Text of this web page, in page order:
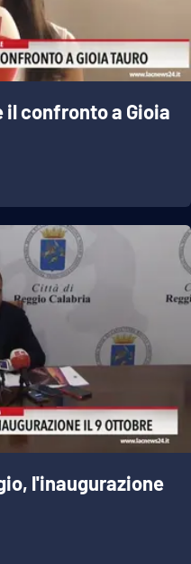
il confronto a Gioia
l'inaugurazione